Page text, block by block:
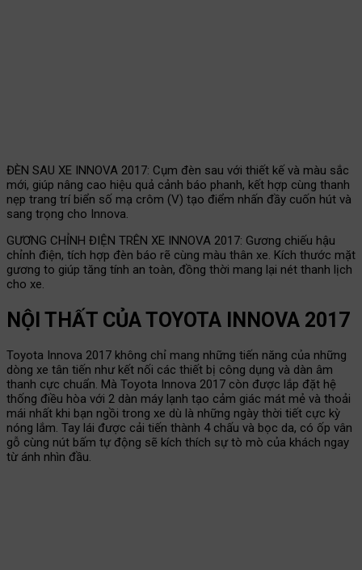
ĐÈN SAU XE INNOVA 2017: Cụm đèn sau với thiết kế và màu sắc
mới, giúp nâng cao hiệu quả cảnh báo phanh, kết hợp cùng thanh
nẹp trang trí biển số mạ crôm (V) tạo điểm nhấn đầy cuốn hút và
sang trọng cho Innova.
GƯƠNG CHỈNH ĐIỆN TRÊN XE INNOVA 2017: Gương chiếu hậu
chỉnh điện, tích hợp đèn báo rẽ cùng màu thân xe. Kích thước mặt
gương to giúp tăng tính an toàn, đồng thời mang lại nét thanh lịch
cho xe.
NỘI THẤT CỦA TOYOTA INNOVA 2017
Toyota Innova 2017 không chỉ mang những tiến năng của những
dòng xe tân tiến như kết nối các thiết bị công dụng và dàn âm
thanh cực chuẩn. Mà Toyota Innova 2017 còn được lắp đặt hệ
thống điều hòa với 2 dàn máy lạnh tạo cảm giác mát mẻ và thoải
mái nhất khi bạn ngồi trong xe dù là những ngày thời tiết cực kỳ
nóng lắm. Tay lái được cải tiến thành 4 chấu và bọc da, có ốp vân
gỗ cùng nút bấm tự động sẽ kích thích sự tò mò của khách ngay
từ ánh nhìn đầu.